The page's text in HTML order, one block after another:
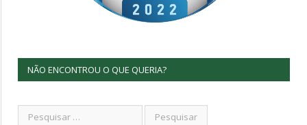
NÃO ENCONTROU O QUE QUERIA?